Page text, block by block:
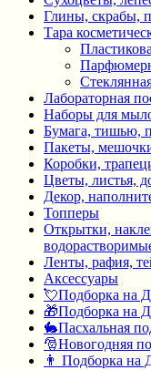
Глины, скрабы,
Тара
Лабораторная
Наборы для
Бумага, тишью,
Пакеты,
Коробки,
Цветы, листья,
Декор,
Топперы
Открытки,
Ленты, рафия,
Аксессуары
💘Подборка на
🎁Подборка на
🐇Пасхальная
🎅Новогодняя
👨 Подборка на